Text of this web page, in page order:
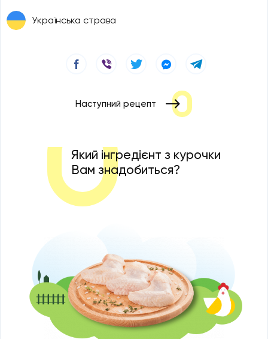
Українська страва
Наступний рецепт
Який інгредієнт з курочки
Вам знадобиться?